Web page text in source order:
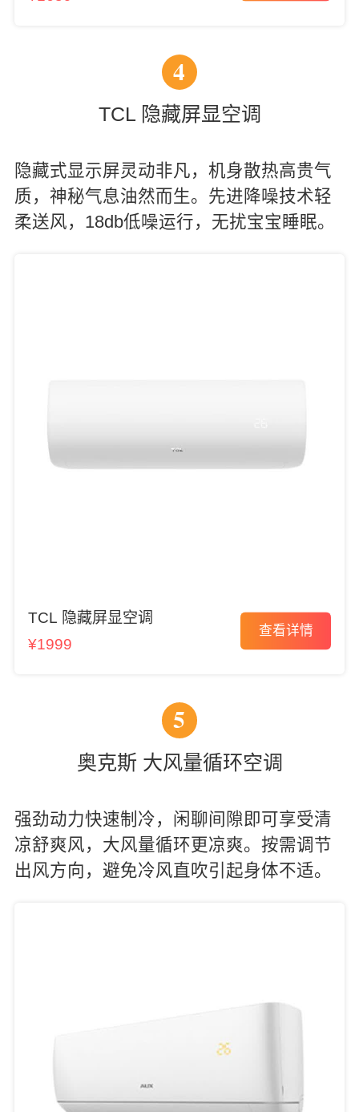
4
TCL 隐藏屏显空调
隐藏式显示屏灵动非凡，机身散热高贵气
质，神秘气息油然而生。先进降噪技术轻
柔送风，18db低噪运行，无扰宝宝睡眠。
TCL 隐藏屏显空调
¥1999
查看详情
5
奥克斯 大风量循环空调
强劲动力快速制冷，闲聊间隙即可享受清
凉舒爽风，大风量循环更凉爽。按需调节
出风方向，避免冷风直吹引起身体不适。